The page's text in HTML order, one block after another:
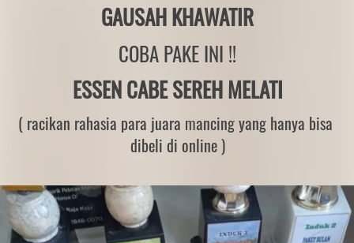
GAUSAH KHAWATIR
COBA PAKE INI !!
ESSEN CABE SEREH MELATI
( racikan rahasia para juara mancing yang hanya bisa
dibeli di online )